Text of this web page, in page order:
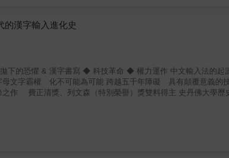
以圖形組成的方式，部首拆分的方式，集結各路菁英的熱情投入
而使輸入方式聚焦在這有限的鍵盤上，衍生出倉頡、注音、拼
進了中文輸入的速度，從插入漢卡，到隨著電腦容量與計算能力
序分章探討，包括自動完成、中文鍵盤、輸入法戰爭、印表機周
字的未來。另外，作者也觀察到當前中文在網路世界盛行的風
出現？要解答這個問題，就必須回到電腦誕生的時代，探究中
鍵盤只有幾十個鍵。如何在這樣的設備上輸入中文——一
決這個難題，並在此過程中發現，解開這個看似不可能的謎題，
。歷經十五年的研究，這部開創性的漢字歷史描繪了中文數位技
當中，墨磊寧介紹了來自 IBM、麻省理工學院、中央情報局、五
們在開發中文電腦科學技術過程中深入的貢獻，和意想不到的作
的漢字輸入進化史
拋下的恐懼 & 漢字書寫 ◆ 科技革命 ◆ 權力運作 中文輸入法的起
母文字霸權 化不可能為可能 跨越五千年障礙 具有顛覆意義的
之作 費正清獎、列文森（特別榮譽）獎雙料得主 史丹佛大
& 中文以字元為基礎，是世界上一種既非